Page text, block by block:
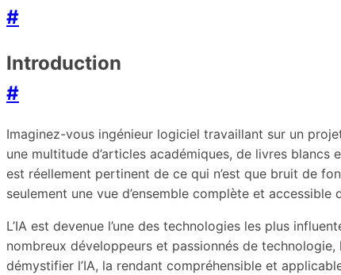
#
Introduction
#
Imaginez-vous ingénieur logiciel travaillant sur un
une multitude d’articles académiques, de livres
est réellement pertinent de ce qui n’est que bruit de
seulement une vue d’ensemble complète et
L’IA est devenue l’une des technologies les plus
nombreux développeurs et passionnés de
démystifier l’IA, la rendant compréhensible et